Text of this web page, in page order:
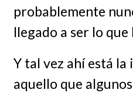
probablemente
llegado a ser lo que
Y tal vez ahí está
aquello que